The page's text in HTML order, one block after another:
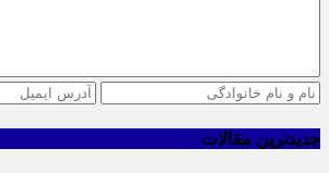
جدیدترین مقالات